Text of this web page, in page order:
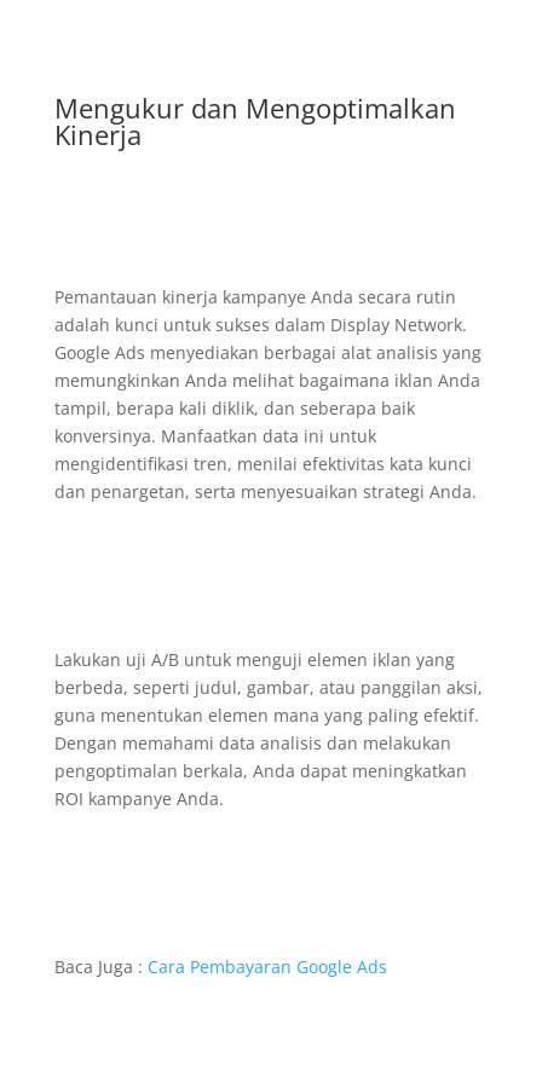
Mengukur dan Mengoptimalkan
Kinerja
Pemantauan kinerja kampanye Anda secara rutin
adalah kunci untuk sukses dalam Display Network.
Google Ads menyediakan berbagai alat analisis yang
memungkinkan Anda melihat bagaimana iklan Anda
tampil, berapa kali diklik, dan seberapa baik
konversinya. Manfaatkan data ini untuk
mengidentifikasi tren, menilai efektivitas kata kunci
dan penargetan, serta menyesuaikan strategi Anda.
Lakukan uji A/B untuk menguji elemen iklan yang
berbeda, seperti judul, gambar, atau panggilan aksi,
guna menentukan elemen mana yang paling efektif.
Dengan memahami data analisis dan melakukan
pengoptimalan berkala, Anda dapat meningkatkan
ROI kampanye Anda.
Baca Juga : Cara Pembayaran Google Ads